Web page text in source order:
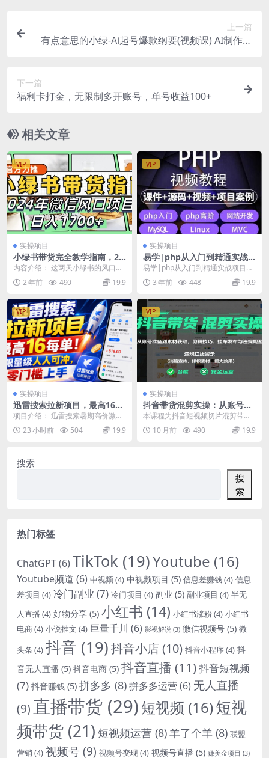
上一篇
有点意思的小绿-Ai起号爆款纲要(视频课) AI制作流
下一篇
福利卡打金，无限制多开账号，单号收益100+
相关文章
VIP
实操项目
小绿书带货完全教学指南，20
24年10月微信风口项目，日入
1.7k
内容介绍： 这两天小绿书的风口非
常旺盛，和很多伙伴一样，我本以
为这又是一阵互联网...
2 年前 490 19.9
VIP
实操项目
易学|php从入门到精通实战
项目全套视频教程网站开发零
基础课程
易学|php从入门到精通实战项目全
套视频教程网站开发零基础课程 资
源下载地址
3 年前 448 19.9
VIP
实操项目
迅雷搜索拉新项目，最高16每
单！不限量级人人可冲，零门
槛上手（更新0807）
项目介绍： 迅雷搜索暑期高价激励
活动火热进行中，无论新人达人、
中小渠道，只要做好...
23 小时前 504 19.9
VIP
实操项目
抖音带货混剪实操：从账号准
备到素材获取，剪辑技巧、挂
车发布与违规规避
本课程为抖音短视频切片混剪带货
实战教学，专为新手设计，涵盖账
号开通、素材获取、剪...
10 月前 490 19.9
搜索
搜
索
热门标签
ChatGPT(6) TikTok (19)Youtube (16)
Youtube频道 (6) 中视频(4) 中视频项目 (5) 信息差赚钱(4) 信息
差项目 (4) 冷门副业 (7) 冷门项目 (4) 副业 (5) 副业项目 (4) 半无
人直播 (4) 好物分享 (5) 小红书 (14) 小红书涨粉(4) 小红书
电商(4) 小说推文 (4) 巨量千川 (6) 影视解说 (3) 微信视频号 (5) 微
头条 (4) 抖音 (19)抖音小店(10) 抖音小程序(4) 抖
音无人直播 (5) 抖音电商 (5) 抖音直播 (11)抖音短视频
(7) 抖音赚钱 (5) 拼多多 (8)拼多多运营(6) 无人直播
(9) 直播带货 (29)短视频 (16)短视
频带货 (21) 短视频运营 (8)羊了个羊 (8) 联盟
营销 (4) 视频号(9) 视频号变现(4) 视频号直播 (5) 赚美金项目 (3)